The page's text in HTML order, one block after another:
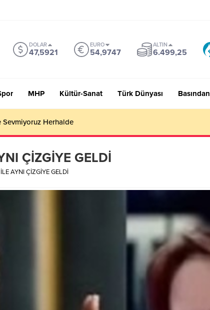
DOLAR
47,5921
EURO
54,9747
ALTIN
6.499,25
MHP Kültür-Sanat Türk Dünyası Basından
Sevmiyoruz Herhalde
ÇİZGİYE GELDİ
AYNI ÇİZGİYE GELDİ